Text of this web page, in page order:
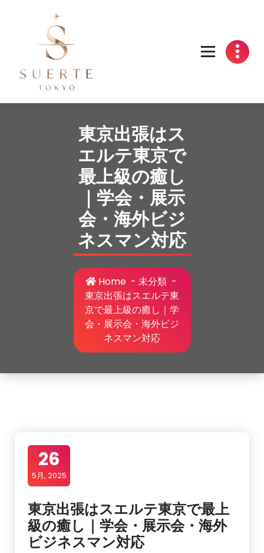
東京出張はス
エルテ東京で
最上級の癒し
｜学会・展示
会・海外ビジ
ネスマン対応
Home- 未分類-
東京出張はスエルテ東
京で最上級の癒し｜学
会・展示会・海外ビジ
ネスマン対応
26
5月, 2025
東京出張はスエルテ東京で最上
級の癒し｜学会・展示会・海外
ビジネスマン対応